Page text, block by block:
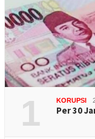
1 KORUPSI
Per 30